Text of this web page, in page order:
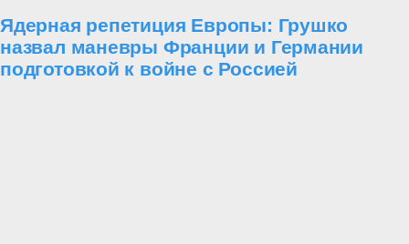
Ядерная репетиция Европы: Грушко
назвал маневры Франции и Германии
подготовкой к войне с Россией